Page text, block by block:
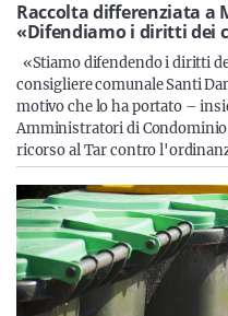
Servizi
Resta sempre aggiornato
nostra newsletter
Iscriviti
Raccolta differenziata a
«Difendiamo i diritti dei
«Stiamo difendendo i diritti
consigliere comunale Santi
motivo che lo ha portato –
Amministratori di
ricorso al Tar contro